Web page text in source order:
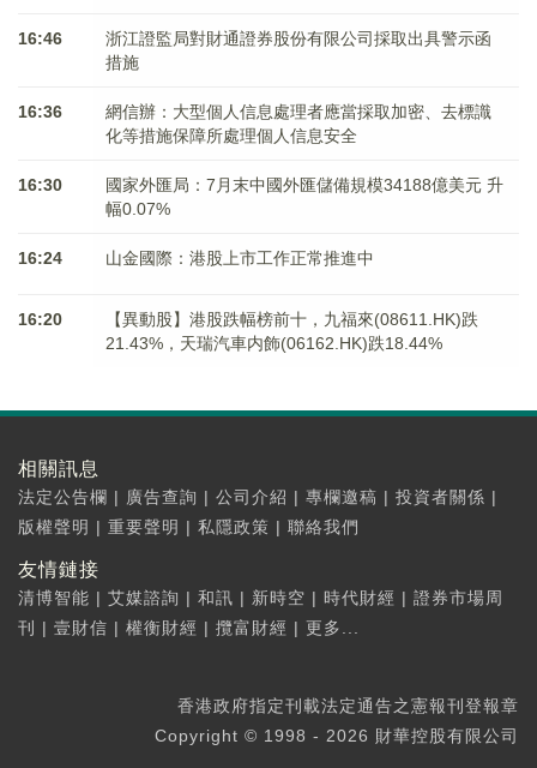
16:46
浙江證監局對財通證券股份有限公司採取出具警示函
措施
16:36
網信辦：大型個人信息處理者應當採取加密、去標識
化等措施保障所處理個人信息安全
16:30
國家外匯局：7月末中國外匯儲備規模34188億美元 升
幅0.07%
16:24 山金國際：港股上市工作正常推進中
16:20
【異動股】港股跌幅榜前十，九福來(08611.HK)跌
21.43%，天瑞汽車内飾(06162.HK)跌18.44%
相關訊息
法定公告欄 | 廣告查詢 | 公司介紹 | 專欄邀稿 | 投資者關係 |
版權聲明 | 重要聲明 | 私隱政策 | 聯絡我們
友情鏈接
清博智能 | 艾媒諮詢 | 和訊 | 新時空 | 時代財經 | 證券市場周
刊
| 壹財信 | 權衡財經 | 攬富財經 | 更多...
香港政府指定刊載法定通告之憲報刊登報章
Copyright © 1998 - 2026 財華控股有限公司